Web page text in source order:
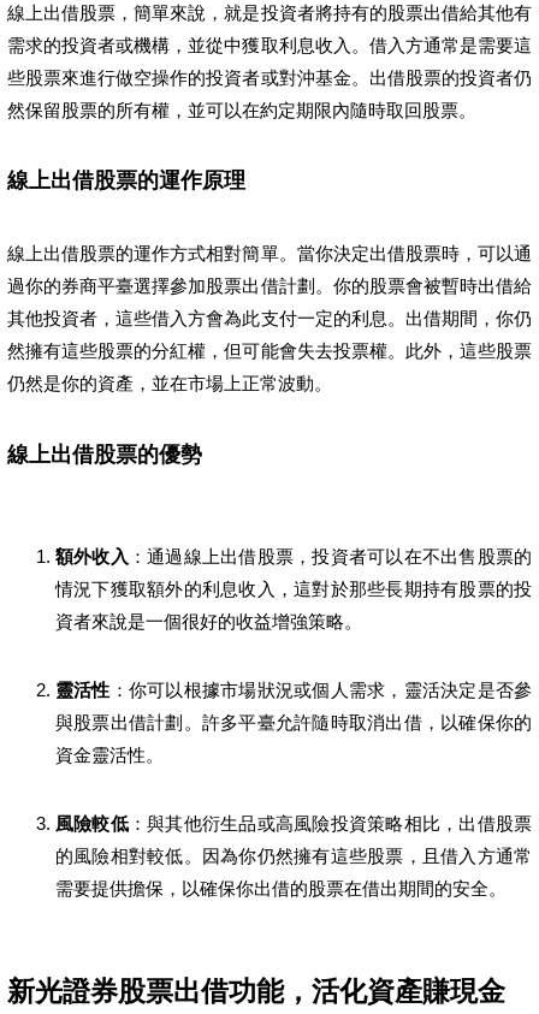
線上出借股票，簡單來說，就是投資者將持有的股票出借給其他有
需求的投資者或機構，並從中獲取利息收入。借入方通常是需要這
些股票來進行做空操作的投資者或對沖基金。出借股票的投資者仍
然保留股票的所有權，並可以在約定期限內隨時取回股票。
線上出借股票的運作原理
線上出借股票的運作方式相對簡單。當你決定出借股票時，可以通
過你的券商平臺選擇參加股票出借計劃。你的股票會被暫時出借給
其他投資者，這些借入方會為此支付一定的利息。出借期間，你仍
然擁有這些股票的分紅權，但可能會失去投票權。此外，這些股票
仍然是你的資產，並在市場上正常波動。
線上出借股票的優勢
額外收入 ：通過線上出借股票，投資者可以在不出售股票的
情況下獲取額外的利息收入，這對於那些長期持有股票的投
資者來說是一個很好的收益增強策略。
靈活性 ：你可以根據市場狀況或個人需求，靈活決定是否參
與股票出借計劃。許多平臺允許隨時取消出借，以確保你的
資金靈活性。
風險較低：與其他衍生品或高風險投資策略相比，出借股票
的風險相對較低。因為你仍然擁有這些股票，且借入方通常
需要提供擔保，以確保你出借的股票在借出期間的安全。
新光證券股票出借功能，活化資產賺現金